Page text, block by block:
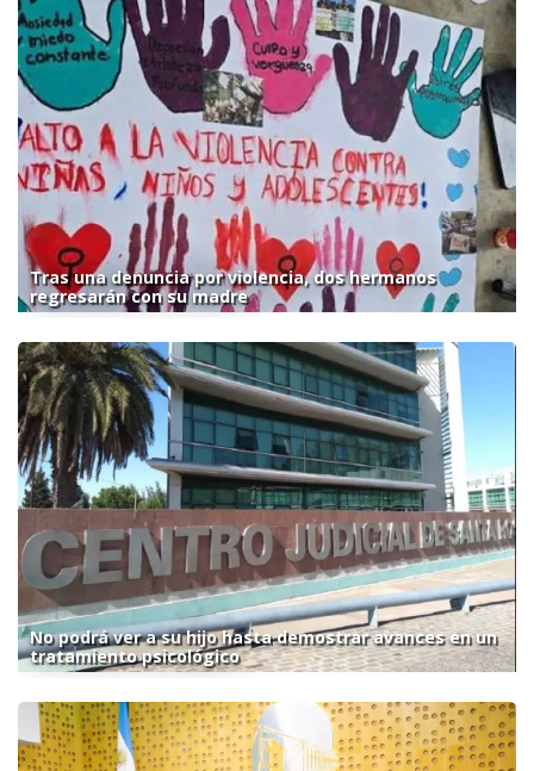
Tras una denuncia por violencia, dos hermanos
regresarán con su madre
No podrá ver a su hijo hasta demostrar avances en un
tratamiento psicológico